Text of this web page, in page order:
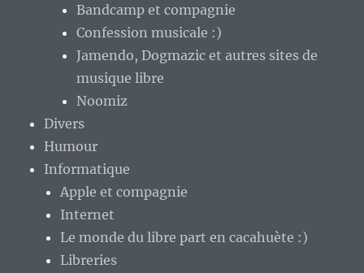
Bandcamp et compagnie
Confession musicale :)
Jamendo, Dogmazic et autres sites de
musique libre
Noomiz
Divers
Humour
Informatique
Apple et compagnie
Internet
Le monde du libre part en cacahuète :)
Libreries